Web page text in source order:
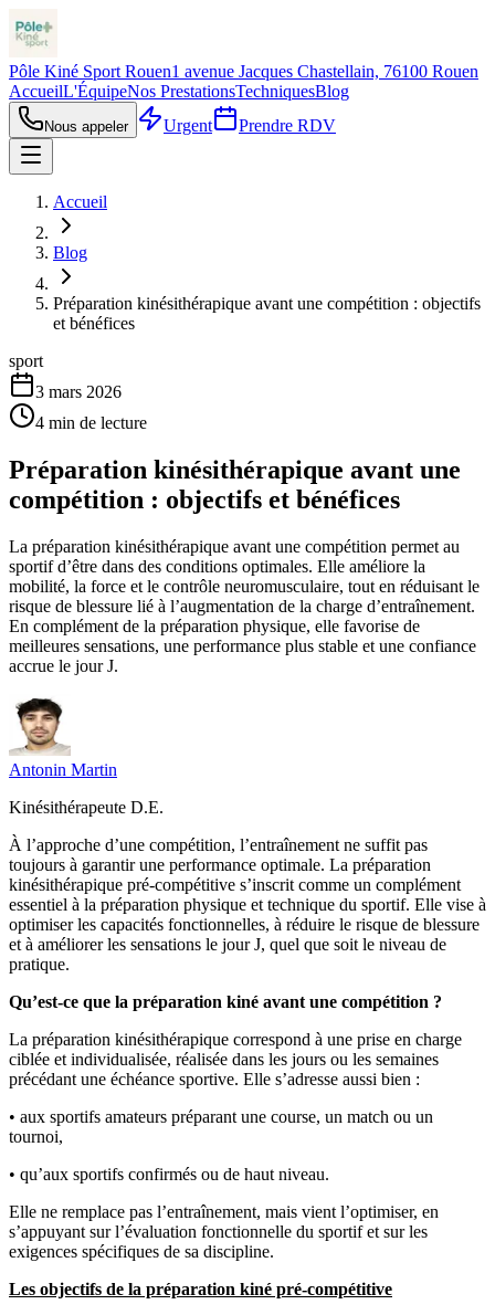
Pôle Kiné Sport Rouen1 avenue Jacques Chastellain, 76100 Rouen
AccueilL'ÉquipeNos PrestationsTechniquesBlog
Nous appeler Urgent Prendre RDV
Accueil
Blog
Préparation kinésithérapique avant une compétition : objectifs
et bénéfices
sport
3 mars 2026
4 min de lecture
Préparation kinésithérapique avant une
compétition : objectifs et bénéfices
La préparation kinésithérapique avant une compétition permet au
sportif d’être dans des conditions optimales. Elle améliore la
mobilité, la force et le contrôle neuromusculaire, tout en réduisant le
risque de blessure lié à l’augmentation de la charge d’entraînement.
En complément de la préparation physique, elle favorise de
meilleures sensations, une performance plus stable et une confiance
accrue le jour J.
Antonin Martin
Kinésithérapeute D.E.
À l’approche d’une compétition, l’entraînement ne suffit pas
toujours à garantir une performance optimale. La préparation
kinésithérapique pré-compétitive s’inscrit comme un complément
essentiel à la préparation physique et technique du sportif. Elle vise à
optimiser les capacités fonctionnelles, à réduire le risque de blessure
et à améliorer les sensations le jour J, quel que soit le niveau de
pratique.
Qu’est-ce que la préparation kiné avant une compétition ?
La préparation kinésithérapique correspond à une prise en charge
ciblée et individualisée, réalisée dans les jours ou les semaines
précédant une échéance sportive. Elle s’adresse aussi bien :
• aux sportifs amateurs préparant une course, un match ou un
tournoi,
• qu’aux sportifs confirmés ou de haut niveau.
Elle ne remplace pas l’entraînement, mais vient l’optimiser, en
s’appuyant sur l’évaluation fonctionnelle du sportif et sur les
exigences spécifiques de sa discipline.
Les objectifs de la préparation kiné pré-compétitive